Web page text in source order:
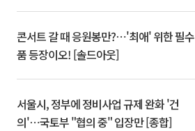
콘서트 갈 때 응원봉만?⋯'최애' 위한 필수
품 등장이오! [솔드아웃]
서울시, 정부에 정비사업 규제 완화 '건
의'⋯국토부 "협의 중" 입장만 [종합]